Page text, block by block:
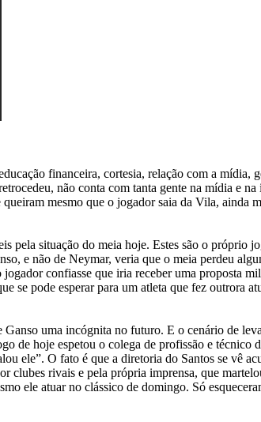
financeira, cortesia, relação com a mídia,
não conta com tanta gente na mídia e
mesmo que o jogador saia da Vila, ainda
pela situação do meia hoje. Estes são o próprio
e não de Neymar, veria que o meia perdeu
confiasse que iria receber uma proposta
se pode esperar para um atleta que fez outrora
uma incógnita no futuro. E o cenário de
de hoje espetou o colega de profissão e técnico
ele”. O fato é que a diretoria do Santos se vê
clubes rivais e pela própria imprensa, que
ele atuar no clássico de domingo. Só